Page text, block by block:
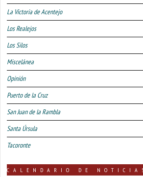
La Victoria de Acentejo
Los Realejos
Los Silos
Miscelánea
Opinión
Puerto de la Cruz
San Juan de la Rambla
Santa Úrsula
Tacoronte
CALENDARIO DE